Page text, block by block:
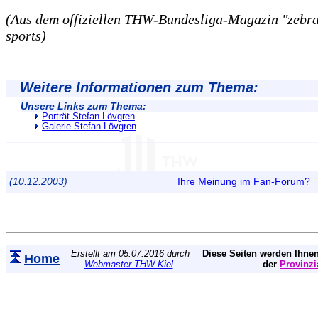
(Aus dem offiziellen THW-Bundesliga-Magazin
sports)
Weitere Informationen zum Thema:
Unsere Links zum Thema:
Porträt Stefan Lövgren
Galerie Stefan Lövgren
(10.12.2003) Ihre Meinung im Fan-Forum?
Home
Erstellt am 05.07.2016 durch
Webmaster THW Kiel.
Diese Seiten werden
der